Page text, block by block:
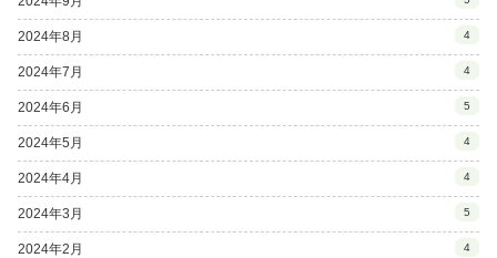
2024年8月 4
2024年7月 4
2024年6月 5
2024年5月 4
2024年4月 4
2024年3月 5
2024年2月 4